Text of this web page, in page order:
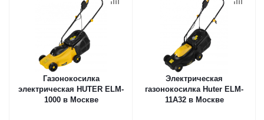
Газонокосилка
электрическая HUTER ELM-
1000 в Москве
Электрическая
газонокосилка Huter ELM-
11А32 в Москве